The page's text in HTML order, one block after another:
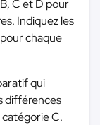
C et D pour
Indiquez les
chaque
qui
différences
C.